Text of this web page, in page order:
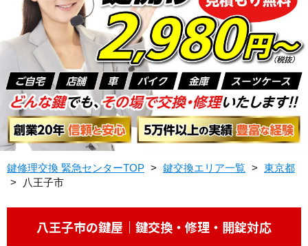
鍵修理交換 緊急センターTOP > 鍵交換エリア一覧 > 東京都
>
八王子市
八王子市の鍵屋｜鍵交換・修理・開錠対応